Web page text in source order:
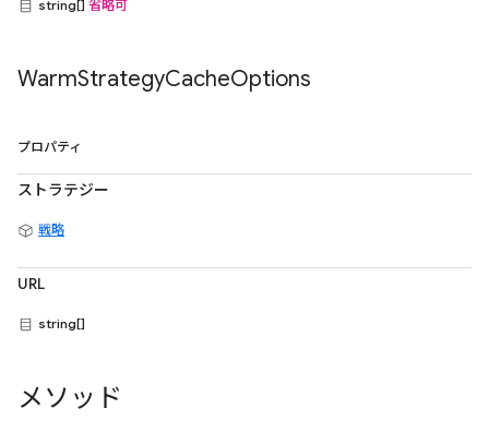
string[] 省略可
WarmStrategyCacheOptions
プロパティ
ストラテジー
戦略
URL
string[]
メソッド